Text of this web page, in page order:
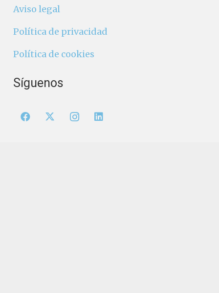
Aviso legal
Política de privacidad
Política de cookies
Síguenos